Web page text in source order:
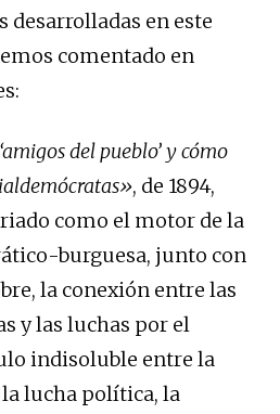
desarrolladas en este
comentado en
del pueblo’ y cómo
, de 1894,
como el motor de la
burguesa, junto con
la conexión entre las
y las luchas por el
indisoluble entre la
lucha política, la